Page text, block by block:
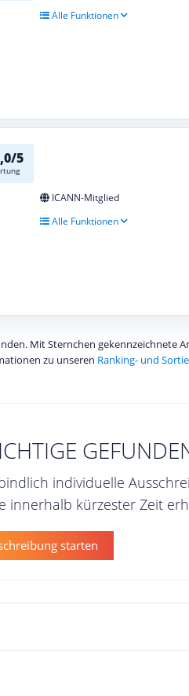
Alle Funktionen
5
ICANN-Mitglied
Alle Funktionen
Mit Sternchen gekennzeichnete
zu unseren Ranking- und
individuelle
innerhalb kürzester Zeit
starten